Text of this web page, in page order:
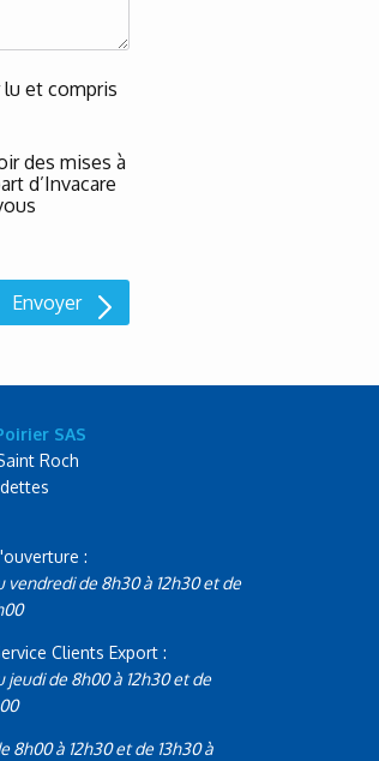
et compris
des mises à
d’Invacare
SAS
Roch
:
vendredi de 8h30 à 12h30 et de
Clients Export :
jeudi de 8h00 à 12h30 et de
8h00 à 12h30 et de 13h30 à